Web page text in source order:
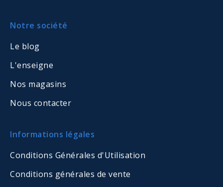
Notre société
Le blog
L'enseigne
Nos magasins
Nous contacter
Informations légales
Conditions Générales d'Utilisation
Conditions générales de vente